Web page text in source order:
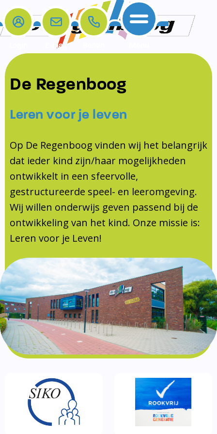
Home
De school
Opleiding en Stage
KomKids
Schoolvakanties
Ouderraad
Medezeggenschapsraad
Documentatie
Formulieren
SIKO
Ouders
Ouders
Contact
Contact
Contact
Samenwerkingen
Samenwerkingen
Schoollogopedist
E-mail
De Regenboog
Leren voor je leven
Op De Regenboog vinden wij het belangrijk
dat ieder kind zijn/haar mogelijkheden
ontwikkelt in een sfeervolle,
gestructureerde speel- en leeromgeving.
Wij willen onderwijs geven passend bij de
ontwikkeling van het kind. Onze missie is:
Leren voor je Leven!